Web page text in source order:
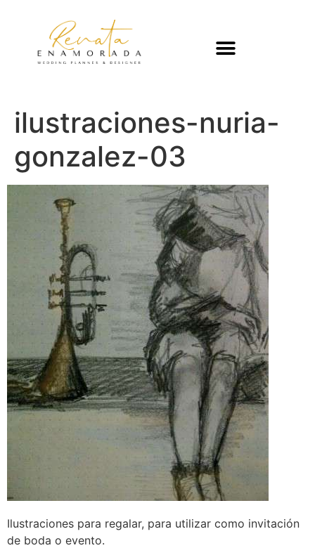
ilustraciones-nuria-
gonzalez-03
Ilustraciones para regalar, para utilizar como invitación
de boda o evento.